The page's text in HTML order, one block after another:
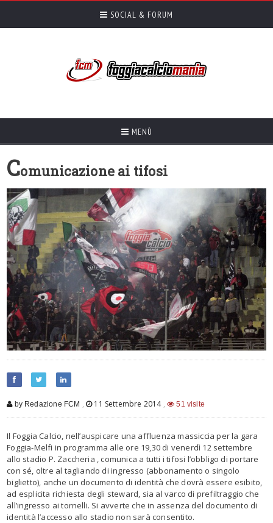
SOCIAL & FORUM
MENÙ
Comunicazione ai tifosi
by Redazione FCM , 11 Settembre 2014 , 51 visite
Il Foggia Calcio, nell’auspicare una affluenza massiccia per la gara
Foggia-Melfi in programma alle ore 19,30 di venerdì 12 settembre
allo stadio P. Zaccheria , comunica a tutti i tifosi l’obbligo di portare
con sé, oltre al tagliando di ingresso (abbonamento o singolo
biglietto), anche un documento di identità che dovrà essere esibito,
ad esplicita richiesta degli steward, sia al varco di prefiltraggio che
all’ingresso ai tornelli. Si avverte che in assenza del documento di
identità l’accesso allo stadio non sarà consentito.